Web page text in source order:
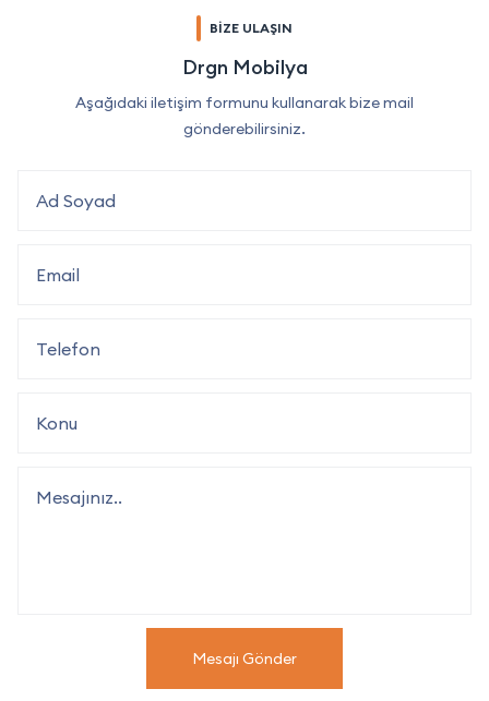
BİZE ULAŞIN
Drgn Mobilya
Aşağıdaki iletişim formunu kullanarak bize mail
gönderebilirsiniz.
Mesajı Gönder